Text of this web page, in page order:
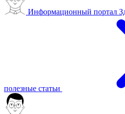
Информационный портал
полезные статьи